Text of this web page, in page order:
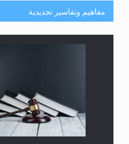
هل يُحسب حول الزكاة وفق السنة
مفاهيم وتفاسير تجديدية